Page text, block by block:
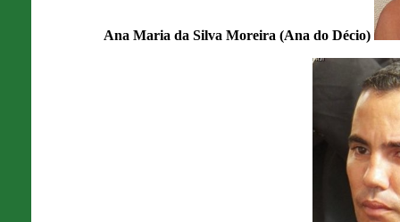
Ana Maria da Silva Moreira (Ana do Décio)